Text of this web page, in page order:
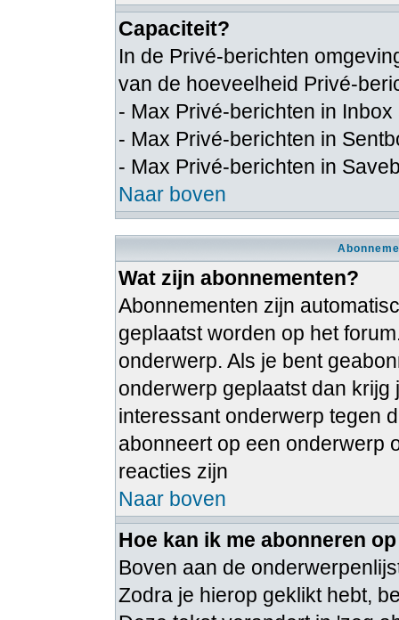
Capaciteit?
In de Privé-berichten
van de hoeveelheid Privé-
- Max Privé-berichten in Inbox
- Max Privé-berichten in
- Max Privé-berichten in
Naar boven
Wat zijn abonnementen?
Abonnementen zijn
geplaatst worden op het
onderwerp. Als je bent
onderwerp geplaatst dan
interessant onderwerp tegen
abonneert op een onderwerp
reacties zijn
Naar boven
Hoe kan ik me abonneren
Boven aan de
Zodra je hierop geklikt hebt,